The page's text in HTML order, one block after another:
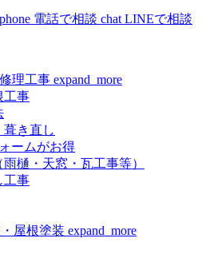
phone 電話で相談 chat LINEで相談
理工事 expand_more
工事
葺き直し
ームがお得
樋・天窓・瓦工事等）
工事
屋根塗装 expand_more